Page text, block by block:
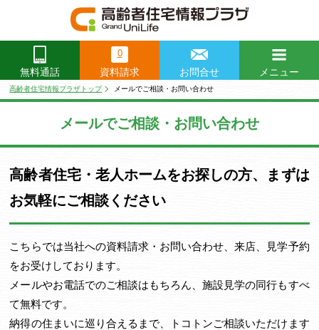
無料通話
0
資料請求 お問合せ
メニュー
高齢者住宅情報プラザトップ メールでご相談・お問い合わせ
メールでご相談・お問い合わせ
高齢者住宅・老人ホームをお探しの方、まずは
お気軽にご相談ください
こちらでは当社への資料請求・お問い合わせ、来店、見学予約
をお受けしております。
メールやお電話でのご相談はもちろん、施設見学の同行もすべ
て無料です。
納得の住まいに巡り合えるまで、トコトンご相談いただけます